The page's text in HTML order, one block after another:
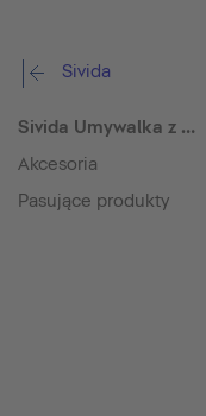
Sivida
Sivida Umywalka z konsolą
Akcesoria
Pasujące produkty